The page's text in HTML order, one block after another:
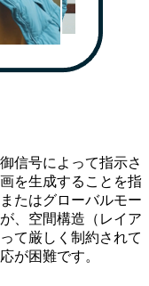
信号によって指示さ
を生成することを指
たはグローバルモー
、空間構造（レイア
て厳しく制約されて
が困難です。